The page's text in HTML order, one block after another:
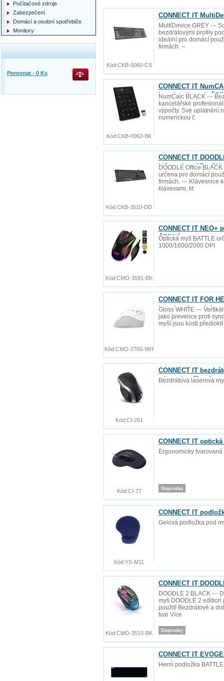
CONNECT IT
MultiDevice GREY ---
bezdrátovými profily
ideální pro domácí
firmách. --
Kód:CKB-5060-CS
CONNECT IT
baterie zdarma),
NumCalc BLACK ---
kancelářské
výpočty. Své uplatnění
numerickou č
Kód:CKB-0062-BK
CONNECT IT
klávesnice, CZ + SK
DOODLE Office
určena pro domácí
firmách. --- Klávesnice
klávesami, kt
Kód:CKB-3510-DD
CONNECT IT NEO+
ČERNÁ
Optická myš BATTLE
1000/1600/2000 DPI
Kód:CMO-3591-BK
CONNECT IT FOR
baterie zdarma),
Gloss WHITE ---
jako prevence proti
myší jsou kosti
Kód:CMO-2700-WH
CONNECT IT
zdarma), stříbrná
Bezdrátová laserová
Kód:CI-261
CONNECT IT
Ergonomicky
Doprodej
Kód:CI-77
CONNECT IT
Gelová podložka pod
Kód:YS-M11
CONNECT IT
DOODLE 2 BLACK ---
myš DOODLE 2
použití Bezdrátové a
tvar Více
Doprodej
Kód:CMO-3510-BK
CONNECT IT
mm)
Herní podložka
Počítačové zdroje
Zabezpečení
Domácí a osobní spotřebiče
Monitory
Porovnat - 0 Ks